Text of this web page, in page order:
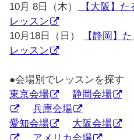
10月 8日（木）
【大阪】
レッスン
10月18日（日）
【静岡】
レッスン
●会場別でレッスンを探す
東京会場
静岡会場
兵庫会場
愛知会場
大阪会場